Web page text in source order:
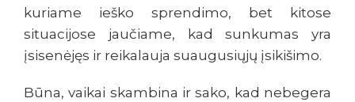
kuriame ieško sprendimo, bet kitose
situacijose jaučiame, kad sunkumas yra
įsisenėjęs ir reikalauja suaugusiųjų įsikišimo.
Būna, vaikai skambina ir sako, kad nebegera